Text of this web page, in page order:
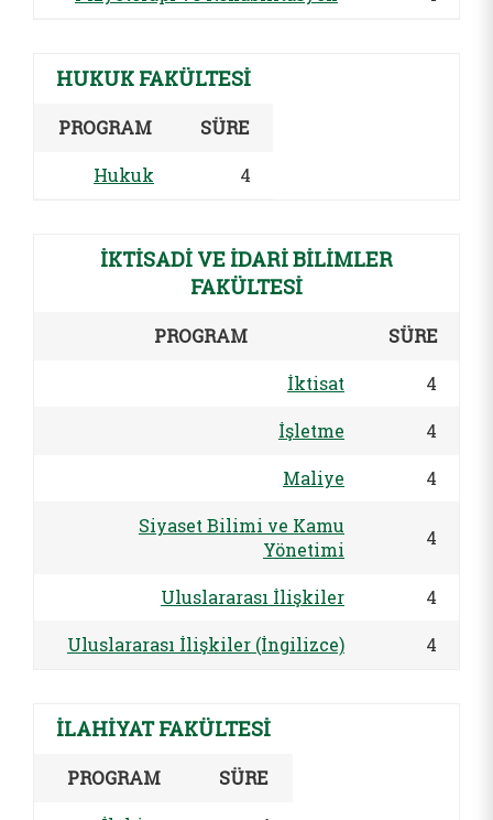
HUKUK FAKÜLTESİ
PROGRAM SÜRE
Hukuk 4
İKTİSADİ VE İDARİ BİLİMLER
FAKÜLTESİ
PROGRAM SÜRE
İktisat 4
İşletme 4
Maliye 4
Siyaset Bilimi ve Kamu
Yönetimi
4
Uluslararası İlişkiler 4
Uluslararası İlişkiler (İngilizce) 4
İLAHİYAT FAKÜLTESİ
PROGRAM SÜRE